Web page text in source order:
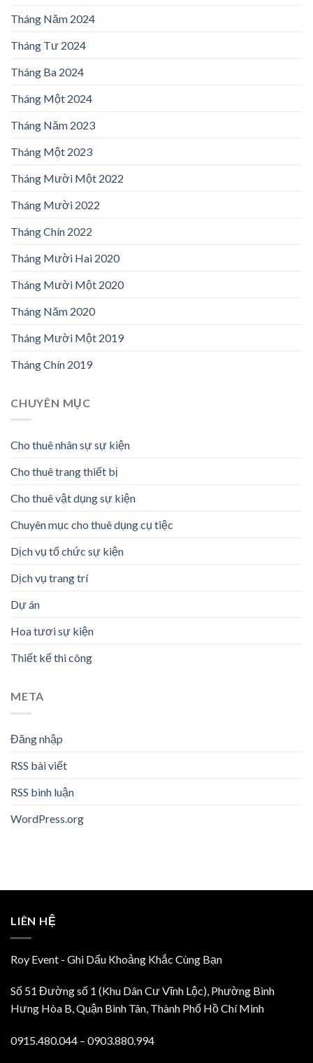
Tháng Năm 2024
Tháng Tư 2024
Tháng Ba 2024
Tháng Một 2024
Tháng Năm 2023
Tháng Một 2023
Tháng Mười Một 2022
Tháng Mười 2022
Tháng Chín 2022
Tháng Mười Hai 2020
Tháng Mười Một 2020
Tháng Năm 2020
Tháng Mười Một 2019
Tháng Chín 2019
CHUYÊN MỤC
Cho thuê nhân sự sự kiện
Cho thuê trang thiết bị
Cho thuê vật dụng sự kiện
Chuyên mục cho thuê dụng cụ tiệc
Dịch vụ tổ chức sự kiện
Dịch vụ trang trí
Dự án
Hoa tươi sự kiện
Thiết kế thi công
META
Đăng nhập
RSS bài viết
RSS bình luận
WordPress.org
LIÊN HỆ
Roy Event - Ghi Dấu Khoảng Khắc Cùng Bạn
Số 51 Đường số 1 (Khu Dân Cư Vĩnh Lộc), Phường Bình
Hưng Hòa B, Quận Bình Tân, Thành Phố Hồ Chí Minh
0915.480.044 – 0903.880.994